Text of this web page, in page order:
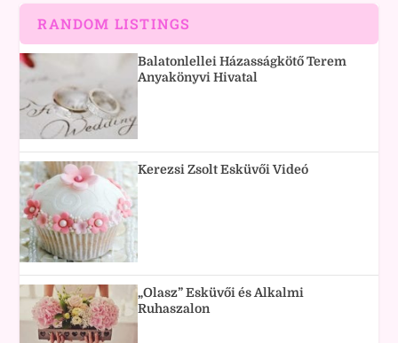
RANDOM LISTINGS
Balatonlellei Házasságkötő Terem
Anyakönyvi Hivatal
Kerezsi Zsolt Esküvői Videó
„Olasz” Esküvői és Alkalmi
Ruhaszalon